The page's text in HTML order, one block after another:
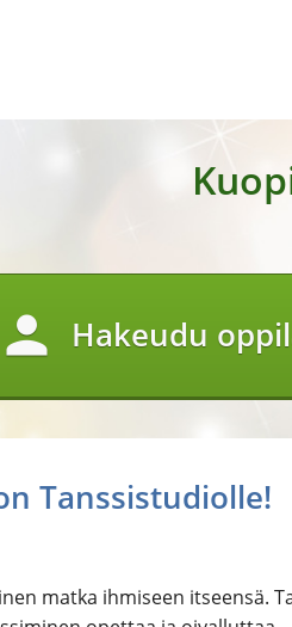
person Hakeudu
Tanssistudiolle!
matka ihmiseen itseensä.